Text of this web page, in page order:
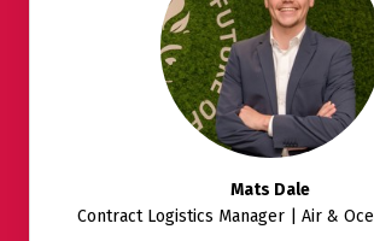
Mats Dale
Contract Logistics Manager | Air &